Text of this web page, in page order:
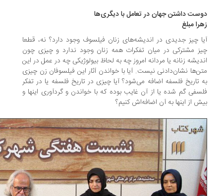
داشتن جهان در تعامل با دیگری‌ها
مبلغ
چیز جدیدی در اندیشه‌های زنان فیلسوف وجود دارد؟ نه، قطعا
مشترکی در میان تفکرات همه زنان وجود ندارد و چیزی چون
زنانه یا مردانه امروز چه به لحاظ بیولوژیکی چه در عمل در این
نشان‌دادنی نیست. آیا با خواندن آثار این فیلسوفان زن چیزی
تاریخ فلسفه اضافه می‌شود؟ آیا چیزی در تاریخ فلسفه یا در تفکر
گم شده یا از آن غایب بوده که با خواندن و گردآوری اینها و
از اینها به آن اضافه‌اش کنیم؟